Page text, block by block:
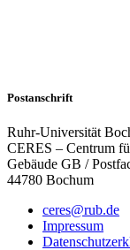
Postanschrift
Ruhr-Universität
CERES – Centrum
Gebäude GB /
44780 Bochum
ceres@rub.de
Impressum